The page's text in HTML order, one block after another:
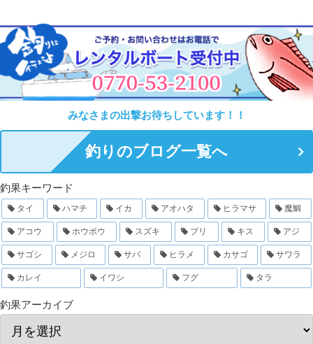
みなさまの出撃お待ちしています！！
釣りのブログ一覧へ
釣果キーワード
タイ ハマチ イカ アオハタ ヒラマサ 魔鯛
アコウ ホウボウ スズキ ブリ キス アジ
サゴシ メジロ サバ ヒラメ カサゴ サワラ
カレイ イワシ フグ タラ
釣果アーカイブ